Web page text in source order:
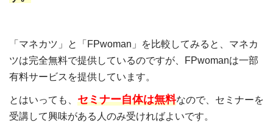
「マネカツ」と「FPwoman」を比較してみると、マネカ
ツは完全無料で提供しているのですが、FPwomanは一部
有料サービスを提供しています。
とはいっても、 セミナー自体は無料なので、セミナーを
受講して興味がある人のみ受ければよいです。